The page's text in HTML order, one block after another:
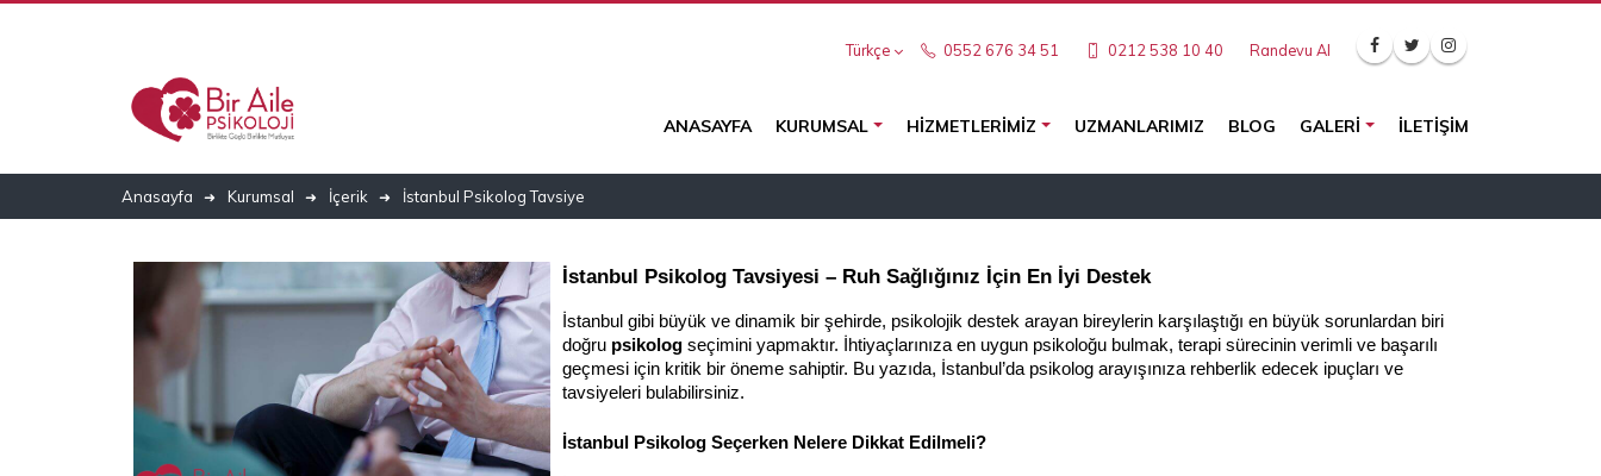
Türkçe 0552 676 34 51 0212 538 10 40 Randevu Al
ANASAYFA KURUMSAL HIZMETLERIMIZ UZMANLARIMIZ BLOG GALERI İLETIŞIM
Anasayfa Kurumsal İçerik İstanbul Psikolog Tavsiye
İstanbul Psikolog Tavsiyesi – Ruh Sağlığınız İçin En İyi Destek
İstanbul gibi büyük ve dinamik bir şehirde, psikolojik destek arayan bireylerin karşılaştığı en büyük sorunlardan biri
doğru psikolog seçimini yapmaktır. İhtiyaçlarınıza en uygun psikoloğu bulmak, terapi sürecinin verimli ve başarılı
geçmesi için kritik bir öneme sahiptir. Bu yazıda, İstanbul’da psikolog arayışınıza rehberlik edecek ipuçları ve
tavsiyeleri bulabilirsiniz.
İstanbul Psikolog Seçerken Nelere Dikkat Edilmeli?